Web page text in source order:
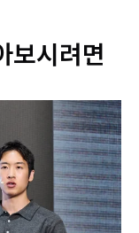
시려면